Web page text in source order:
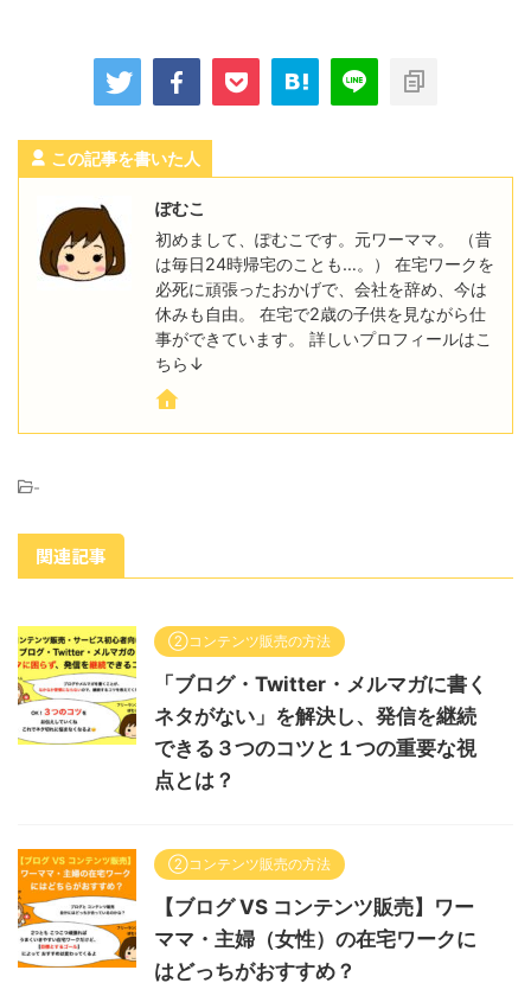
この記事を書いた人
ぽむこ
初めまして、ぽむこです。元ワーママ。 （昔
は毎日24時帰宅のことも…。） 在宅ワークを
必死に頑張ったおかげで、会社を辞め、今は
休みも自由。 在宅で2歳の子供を見ながら仕
事ができています。 詳しいプロフィールはこ
ちら↓
-
関連記事
②コンテンツ販売の方法
「ブログ・Twitter・メルマガに書く
ネタがない」を解決し、発信を継続
できる３つのコツと１つの重要な視
点とは？
②コンテンツ販売の方法
【ブログ VS コンテンツ販売】ワー
ママ・主婦（女性）の在宅ワークに
はどっちがおすすめ？